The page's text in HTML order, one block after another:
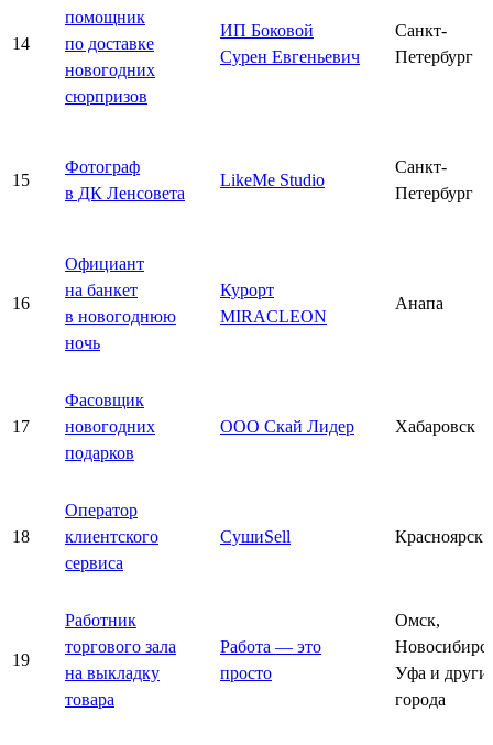
14
помощник
по доставке
новогодних
сюрпризов
ИП Боковой
Сурен Евгеньевич
Санкт-
Петербург
15
Фотограф
в ДК Ленсовета
LikeMe Studio
Санкт-
Петербург
16
Официант
на банкет
в новогоднюю
ночь
Курорт
MIRACLEON
Анапа
17
Фасовщик
новогодних
подарков
ООО Скай Лидер Хабаровск
18
Оператор
клиентского
сервиса
СушиSell Красноярск
19
Работник
торгового зала
на выкладку
товара
Работа — это
просто
Омск,
Уфа и
города